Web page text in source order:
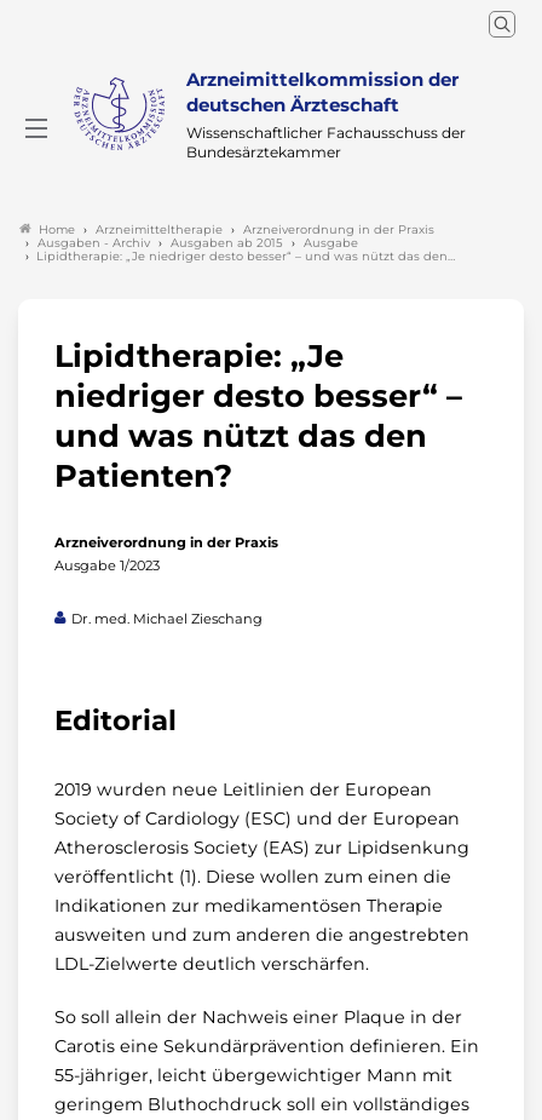
Arzneimittelkommission der
deutschen Ärzteschaft
Wissenschaftlicher Fachausschuss der
Bundesärztekammer
Home Arzneimitteltherapie
Arzneiverordnung in der Praxis
Ausgaben - Archiv
Ausgaben ab 2015
Ausgabe
Lipidtherapie: „Je niedriger desto besser“ – und was nützt das den…
Lipidtherapie: „Je
niedriger desto besser“ –
und was nützt das den
Patienten?
Arzneiverordnung in der Praxis
Ausgabe 1/2023
Dr. med. Michael Zieschang
Editorial
2019 wurden neue Leitlinien der European
Society of Cardiology (ESC) und der European
Atherosclerosis Society (EAS) zur Lipidsenkung
veröffentlicht (1). Diese wollen zum einen die
Indikationen zur medikamentösen Therapie
ausweiten und zum anderen die angestrebten
LDL-Zielwerte deutlich verschärfen.
So soll allein der Nachweis einer Plaque in der
Carotis eine Sekundärprävention definieren. Ein
55-jähriger, leicht übergewichtiger Mann mit
geringem Bluthochdruck soll ein vollständiges